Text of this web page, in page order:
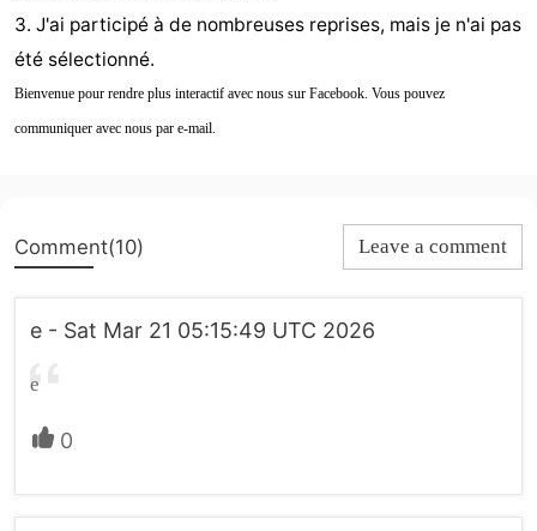
3. J'ai participé à de nombreuses reprises, mais je n'ai pas
été sélectionné.
Bienvenue pour rendre plus interactif avec nous sur Facebook. Vous pouvez
communiquer avec nous par e-mail.
Comment(10) Leave a comment
e - Sat Mar 21 05:15:49 UTC 2026
e
0